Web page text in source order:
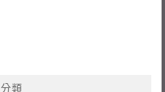
分類